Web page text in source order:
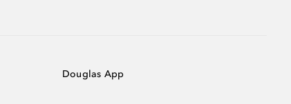
Douglas App